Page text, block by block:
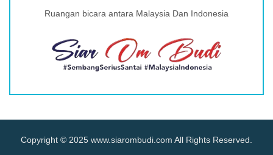
Ruangan bicara antara Malaysia Dan Indonesia
Copyright © 2025 www.siarombudi.com All Rights Reserved.